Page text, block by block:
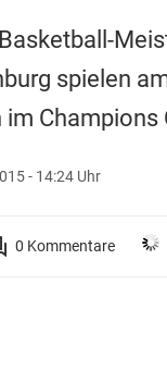
spielen
Champions
- 14:24 Uhr
0 Kommentare